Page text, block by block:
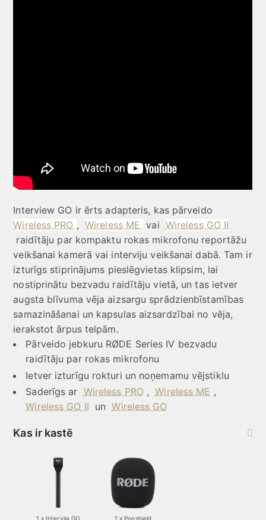
Interview GO ir ērts adapteris, kas pārveido
Wireless PRO ,Wireless ME vai Wireless GO II
raidītāju par kompaktu rokas mikrofonu reportāžu
veikšanai kamerā vai interviju veikšanai dabā. Tam ir
izturīgs stiprinājums pieslēgvietas klipsim, lai
nostiprinātu bezvadu raidītāju vietā, un tas ietver
augsta blīvuma vēja aizsargu sprādzienbīstamības
samazināšanai un kapsulas aizsardzībai no vēja,
ierakstot ārpus telpām.
Pārveido jebkuru RØDE Series IV bezvadu
raidītāju par rokas mikrofonu
Ietver izturīgu rokturi un noņemamu vējstiklu
Saderīgs ar Wireless PRO ,Wireless ME ,
Wireless GO II unWireless GO
Kas ir kastē
1 x Intervija GO 1 x Popshield